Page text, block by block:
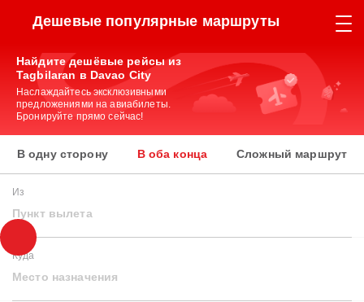
Дешевые популярные маршруты
Найдите дешёвые рейсы из
Tagbilaran в Davao City
Наслаждайтесь эксклюзивными
предложениями на авиабилеты.
Бронируйте прямо сейчас!
В одну сторону В оба конца Сложный маршрут
Из
Пункт вылета
Куда
Место назначения